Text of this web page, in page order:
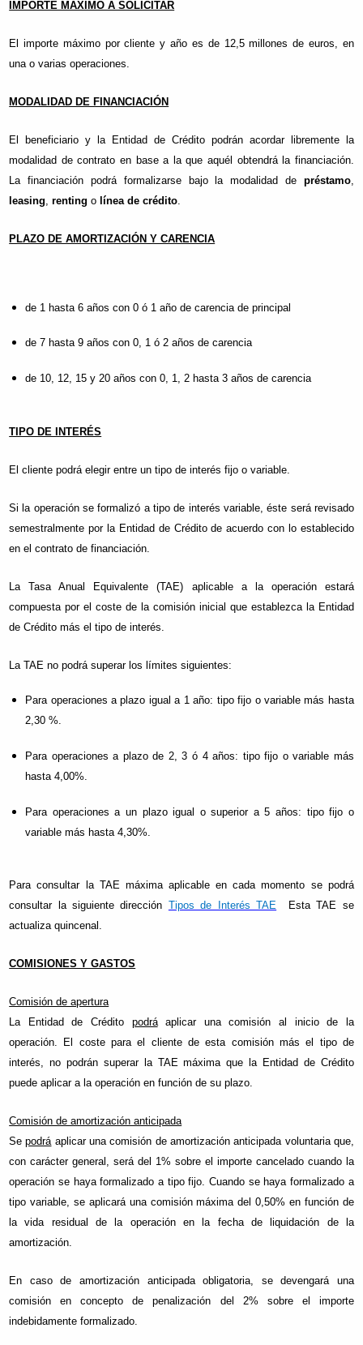
IMPORTE MÁXIMO A SOLICITAR
El importe máximo por cliente y año es de 12,5 millones de euros, en
una o varias operaciones.
MODALIDAD DE FINANCIACIÓN
El beneficiario y la Entidad de Crédito podrán acordar libremente la
modalidad de contrato en base a la que aquél obtendrá la financiación.
La financiación podrá formalizarse bajo la modalidad de préstamo,
leasing,renting o línea de crédito.
PLAZO DE AMORTIZACIÓN Y CARENCIA
de 1 hasta 6 años con 0 ó 1 año de carencia de principal
de 7 hasta 9 años con 0, 1 ó 2 años de carencia
de 10, 12, 15 y 20 años con 0, 1, 2 hasta 3 años de carencia
TIPO DE INTERÉS
El cliente podrá elegir entre un tipo de interés fijo o variable.
Si la operación se formalizó a tipo de interés variable, éste será revisado
semestralmente por la Entidad de Crédito de acuerdo con lo establecido
en el contrato de financiación.
La Tasa Anual Equivalente (TAE) aplicable a la operación estará
compuesta por el coste de la comisión inicial que establezca la Entidad
de Crédito más el tipo de interés.
La TAE no podrá superar los límites siguientes:
Para operaciones a plazo igual a 1 año: tipo fijo o variable más hasta
2,30 %.
Para operaciones a plazo de 2, 3 ó 4 años: tipo fijo o variable más
hasta 4,00%.
Para operaciones a un plazo igual o superior a 5 años: tipo fijo o
variable más hasta 4,30%.
Para consultar la TAE máxima aplicable en cada momento se podrá
consultar la siguiente dirección Tipos de Interés TAE
Esta TAE se
actualiza quincenal.
COMISIONES Y GASTOS
Comisión de apertura
La Entidad de Crédito podráaplicar una comisión al inicio de la
operación. El coste para el cliente de esta comisión más el tipo de
interés, no podrán superar la TAE máxima que la Entidad de Crédito
puede aplicar a la operación en función de su plazo.
Comisión de amortización anticipada
Sepodráaplicar una comisión de amortización anticipada voluntaria que,
con carácter general, será del 1% sobre el importe cancelado cuando la
operación se haya formalizado a tipo fijo. Cuando se haya formalizado a
tipo variable, se aplicará una comisión máxima del 0,50% en función de
la vida residual de la operación en la fecha de liquidación de la
amortización.
En caso de amortización anticipada obligatoria, se devengará una
comisión en concepto de penalización del 2% sobre el importe
indebidamente formalizado.